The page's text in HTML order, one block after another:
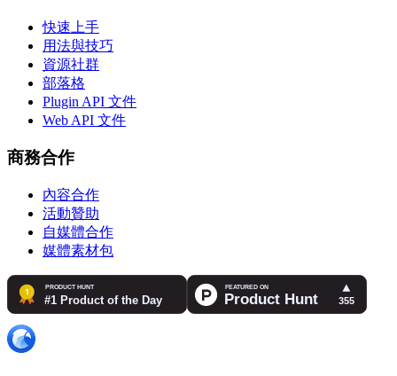
快速上手
用法與技巧
資源社群
部落格
Plugin API 文件
Web API 文件
商務合作
內容合作
活動贊助
自媒體合作
媒體素材包